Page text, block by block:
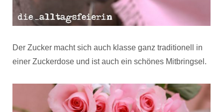
Der Zucker macht sich auch klasse ganz traditionell in
einer Zuckerdose und ist auch ein schönes Mitbringsel.